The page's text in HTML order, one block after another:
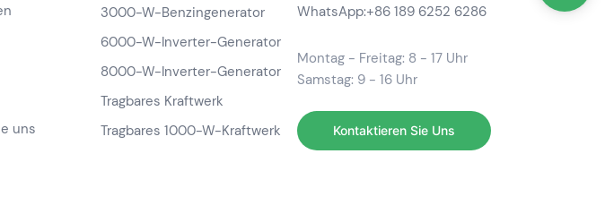
uns
3000-W-Benzingenerator
6000-W-Inverter-Generator
8000-W-Inverter-Generator
Tragbares Kraftwerk
Tragbares 1000-W-Kraftwerk
WhatsApp:+86 189 6252 6286
Montag - Freitag: 8 - 17 Uhr
Samstag: 9 - 16 Uhr
Kontaktieren Sie Uns